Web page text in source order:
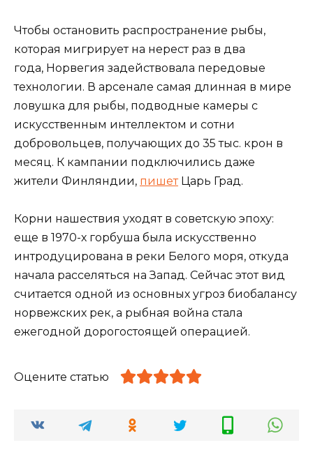
Чтобы остановить распространение рыбы,
которая мигрирует на нерест раз в два
года, Норвегия задействовала передовые
технологии. В арсенале самая длинная в мире
ловушка для рыбы, подводные камеры с
искусственным интеллектом и сотни
добровольцев, получающих до 35 тыс. крон в
месяц. К кампании подключились даже
жители Финляндии, пишетЦарь Град.
Корни нашествия уходят в советскую эпоху:
еще в 1970-х горбуша была искусственно
интродуцирована в реки Белого моря, откуда
начала расселяться на Запад. Сейчас этот вид
считается одной из основных угроз биобалансу
норвежских рек, а рыбная война стала
ежегодной дорогостоящей операцией.
Оцените статью